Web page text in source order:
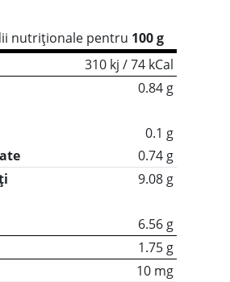
nutriționale pentru 100 g
310 kj / 74 kCal
0.84 g
0.1 g
0.74 g
9.08 g
6.56 g
1.75 g
10 mg